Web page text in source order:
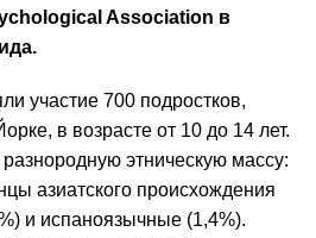
Association в
участие 700 подростков,
в возрасте от 10 до 14 лет.
этническую массу:
азиатского происхождения
и испаноязычные (1,4%).